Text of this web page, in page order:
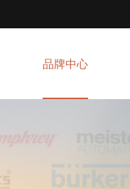
品牌中心